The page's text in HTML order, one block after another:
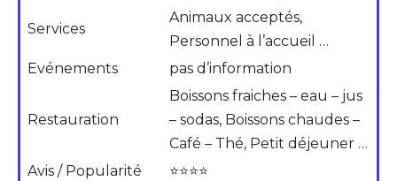
Services
Animaux acceptés,
Personnel à l’accueil …
Evénements
pas d’information
Restauration
Boissons fraiches – eau – jus
– sodas, Boissons chaudes –
Café – Thé, Petit déjeuner …
Avis / Popularité
⭐⭐⭐⭐